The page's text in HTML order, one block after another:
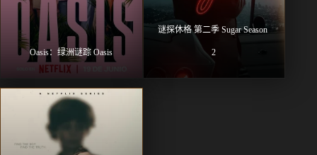
Oasis：绿洲谜踪 Oasis
谜探休格 第二季 Sugar Season
2